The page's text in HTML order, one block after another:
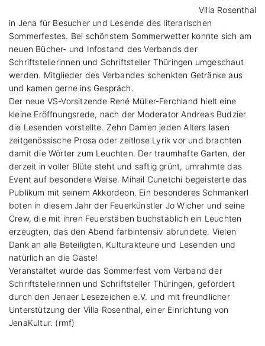
Villa Rosenthal
in Jena für Besucher und Lesende des literarischen
Sommerfestes. Bei schönstem Sommerwetter konnte sich am
neuen Bücher- und Infostand des Verbands der
Schriftstellerinnen und Schriftsteller Thüringen umgeschaut
werden. Mitglieder des Verbandes schenkten Getränke aus
und kamen gerne ins Gespräch.
Der neue VS-Vorsitzende René Müller-Ferchland hielt eine
kleine Eröffnungsrede, nach der Moderator Andreas Budzier
die Lesenden vorstellte. Zehn Damen jeden Alters lasen
zeitgenössische Prosa oder zeitlose Lyrik vor und brachten
damit die Wörter zum Leuchten. Der traumhafte Garten, der
derzeit in voller Blüte steht und saftig grünt, umrahmte das
Event auf besondere Weise. Mihail Cunetchi begeisterte das
Publikum mit seinem Akkordeon. Ein besonderes Schmankerl
boten in diesem Jahr der Feuerkünstler Jo Wicher und seine
Crew, die mit ihren Feuerstäben buchstäblich ein Leuchten
erzeugten, das den Abend farbintensiv abrundete. Vielen
Dank an alle Beteiligten, Kulturakteure und Lesenden und
natürlich an die Gäste!
Veranstaltet wurde das Sommerfest vom Verband der
Schriftstellerinnen und Schriftsteller Thüringen, gefördert
durch den Jenaer Lesezeichen e.V. und mit freundlicher
Unterstützung der Villa Rosenthal, einer Einrichtung von
JenaKultur. (rmf)